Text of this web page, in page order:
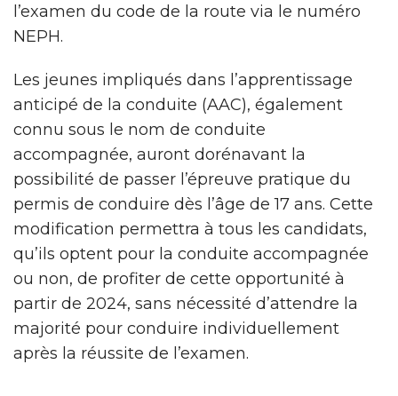
l’examen du code de la route via le numéro
NEPH.
Les jeunes impliqués dans l’apprentissage
anticipé de la conduite (AAC), également
connu sous le nom de conduite
accompagnée, auront dorénavant la
possibilité de passer l’épreuve pratique du
permis de conduire dès l’âge de 17 ans. Cette
modification permettra à tous les candidats,
qu’ils optent pour la conduite accompagnée
ou non, de profiter de cette opportunité à
partir de 2024, sans nécessité d’attendre la
majorité pour conduire individuellement
après la réussite de l’examen.